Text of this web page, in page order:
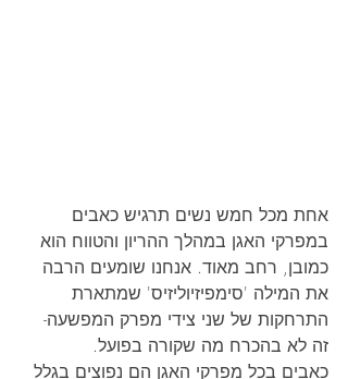
אחת מכל חמש נשים תרגיש כאבים
במפרקי האגן במהלך ההריון והטווח הוא
כמובן, רחב מאוד. אנחנו שומעים הרבה
את המילה 'סימפיזיוליזיס' שמתארת
התרחקות של שני צידי מפרק המפשעה-
זה לא בהכרח מה שקורה בפועל.
כאבים בכל מפרקי האגן הם נפוצים בגלל